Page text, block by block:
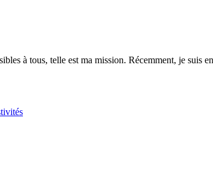
à tous, telle est ma mission. Récemment, je suis